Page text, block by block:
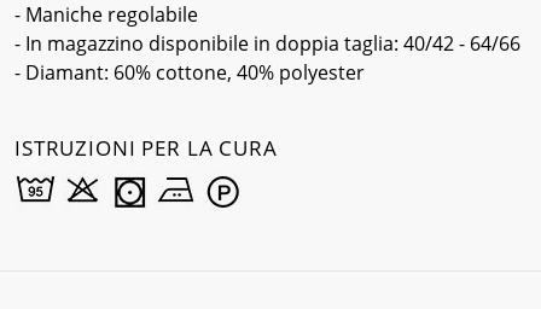
- Maniche regolabile
- In magazzino disponibile in doppia taglia: 40/42 - 64/66
- Diamant: 60% cottone, 40% polyester
ISTRUZIONI PER LA CURA